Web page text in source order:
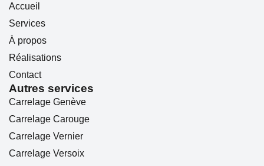
Accueil
Services
À propos
Réalisations
Contact
Autres services
Carrelage Genève
Carrelage Carouge
Carrelage Vernier
Carrelage Versoix